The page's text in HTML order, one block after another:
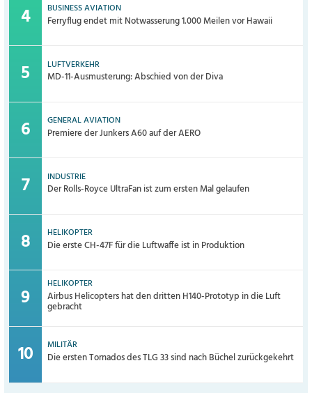
BUSINESS AVIATION
Ferryflug endet mit Notwasserung 1.000 Meilen vor Hawaii
LUFTVERKEHR
MD-11-Ausmusterung: Abschied von der Diva
GENERAL AVIATION
Premiere der Junkers A60 auf der AERO
INDUSTRIE
Der Rolls-Royce UltraFan ist zum ersten Mal gelaufen
HELIKOPTER
Die erste CH-47F für die Luftwaffe ist in Produktion
HELIKOPTER
Airbus Helicopters hat den dritten H140-Prototyp in die Luft
gebracht
MILITÄR
Die ersten Tornados des TLG 33 sind nach Büchel zurückgekehrt